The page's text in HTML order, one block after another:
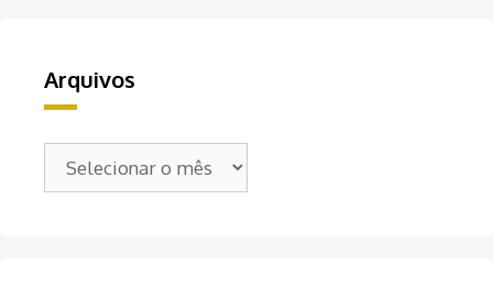
Arquivos
Arquivos